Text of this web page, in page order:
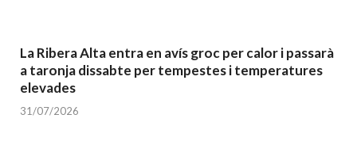
La Ribera Alta entra en avís groc per calor i passarà
a taronja dissabte per tempestes i temperatures
elevades
31/07/2026